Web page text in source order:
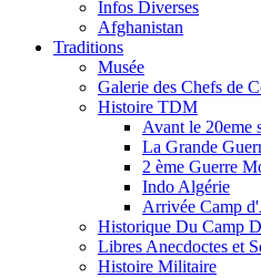
Infos Diverses
Afghanistan
Traditions
Musée
Galerie des Chefs de
Histoire TDM
Avant le 20eme
La Grande
2 ème Guerre
Indo Algérie
Arrivée Camp
Historique Du Camp
Libres Anecdoctes et
Histoire Militaire